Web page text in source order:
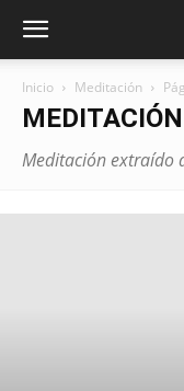
Inicio Meditación
MEDITACIÓN
Meditación extraído